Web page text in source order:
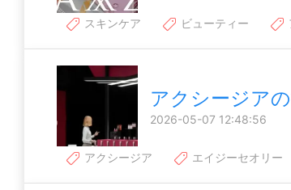
スキンケア ビューティー
アクシージア
2026-05-07 12:48:56
アクシージア エイジーセオリー